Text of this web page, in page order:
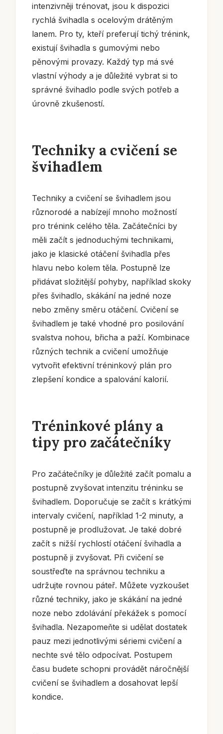
intenzivněji trénovat, jsou k dispozici
rychlá švihadla s ocelovým drátěným
lanem. Pro ty, kteří preferují tichý trénink,
existují švihadla s gumovými nebo
pěnovými provazy. Každý typ má své
vlastní výhody a je důležité vybrat si to
správné švihadlo podle svých potřeb a
úrovně zkušeností.
Techniky a cvičení se
švihadlem
Techniky a cvičení se švihadlem jsou
různorodé a nabízejí mnoho možností
pro trénink celého těla. Začátečníci by
měli začít s jednoduchými technikami,
jako je klasické otáčení švihadla přes
hlavu nebo kolem těla. Postupně lze
přidávat složitější pohyby, například skoky
přes švihadlo, skákání na jedné noze
nebo změny směru otáčení. Cvičení se
švihadlem je také vhodné pro posilování
svalstva nohou, břicha a paží. Kombinace
různých technik a cvičení umožňuje
vytvořit efektivní tréninkový plán pro
zlepšení kondice a spalování kalorií.
Tréninkové plány a
tipy pro začátečníky
Pro začátečníky je důležité začít pomalu a
postupně zvyšovat intenzitu tréninku se
švihadlem. Doporučuje se začít s krátkými
intervaly cvičení, například 1-2 minuty, a
postupně je prodlužovat. Je také dobré
začít s nižší rychlostí otáčení švihadla a
postupně ji zvyšovat. Při cvičení se
soustřeďte na správnou techniku a
udržujte rovnou páteř. Můžete vyzkoušet
různé techniky, jako je skákání na jedné
noze nebo zdolávání překážek s pomocí
švihadla. Nezapomeňte si udělat dostatek
pauz mezi jednotlivými sériemi cvičení a
nechte své tělo odpocívat. Postupem
času budete schopni provádět náročnější
cvičení se švihadlem a dosahovat lepší
kondice.